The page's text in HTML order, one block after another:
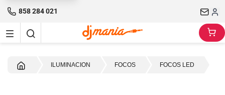
858 284 021
ILUMINACION FOCOS FOCOS LED